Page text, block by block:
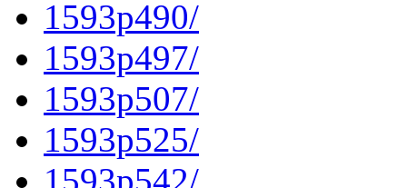
1593p490/
1593p497/
1593p507/
1593p525/
1593p542/